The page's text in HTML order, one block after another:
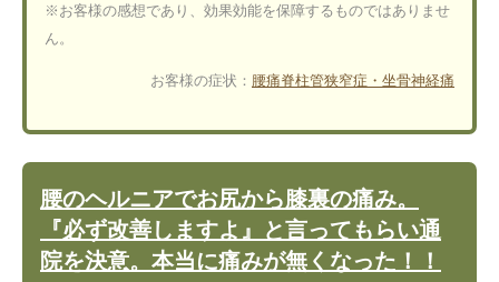
※お客様の感想であり、効果効能を保障するものではありませ
ん。
お客様の症状： 腰痛脊柱管狭窄症・坐骨神経痛
腰のヘルニアでお尻から膝裏の痛み。
『必ず改善しますよ』と言ってもらい通
院を決意。本当に痛みが無くなった！！